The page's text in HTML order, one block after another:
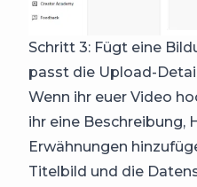
Schritt 3: Fügt eine
passt die Upload-
Wenn ihr euer Video
ihr eine Beschreibung,
Erwähnungen
Titelbild und die